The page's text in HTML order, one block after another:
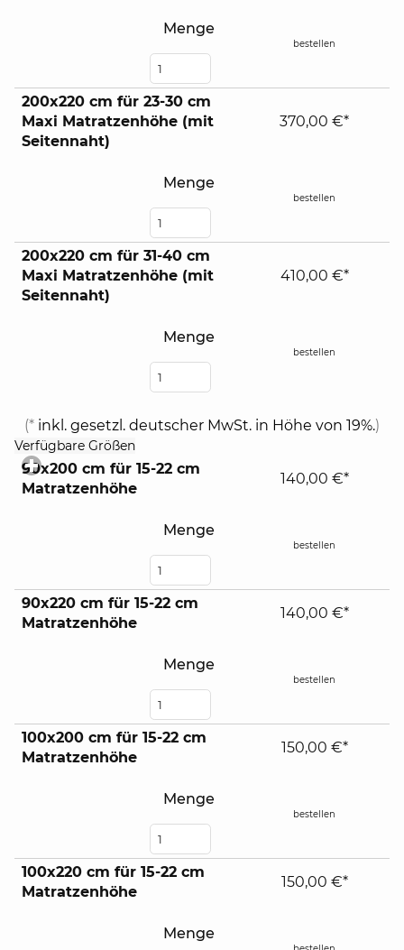
Menge
bestellen
200x220 cm für 23-30 cm
Maxi Matratzenhöhe (mit
Seitennaht)
Menge
370,00 €*
bestellen
200x220 cm für 31-40 cm
Maxi Matratzenhöhe (mit
Seitennaht)
Menge
410,00 €*
bestellen
(* inkl. gesetzl. deutscher MwSt. in Höhe von 19%.)
Verfügbare Größen
to
expand
contents
90x200 cm für 15-22 cm
Matratzenhöhe
Menge
140,00 €*
bestellen
90x220 cm für 15-22 cm
Matratzenhöhe
Menge
140,00 €*
bestellen
100x200 cm für 15-22 cm
Matratzenhöhe
Menge
150,00 €*
bestellen
100x220 cm für 15-22 cm
Matratzenhöhe
Menge
150,00 €*